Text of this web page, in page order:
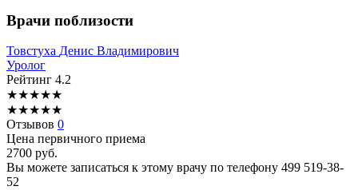
Врачи поблизости
Товстуха Денис Владимирович
Уролог
Рейтинг 4.2
★★★★★
★★★★★
Отзывов 0
Цена первичного приема
2700 руб.
Вы можете записаться к этому врачу по телефону 499 519-38-
52